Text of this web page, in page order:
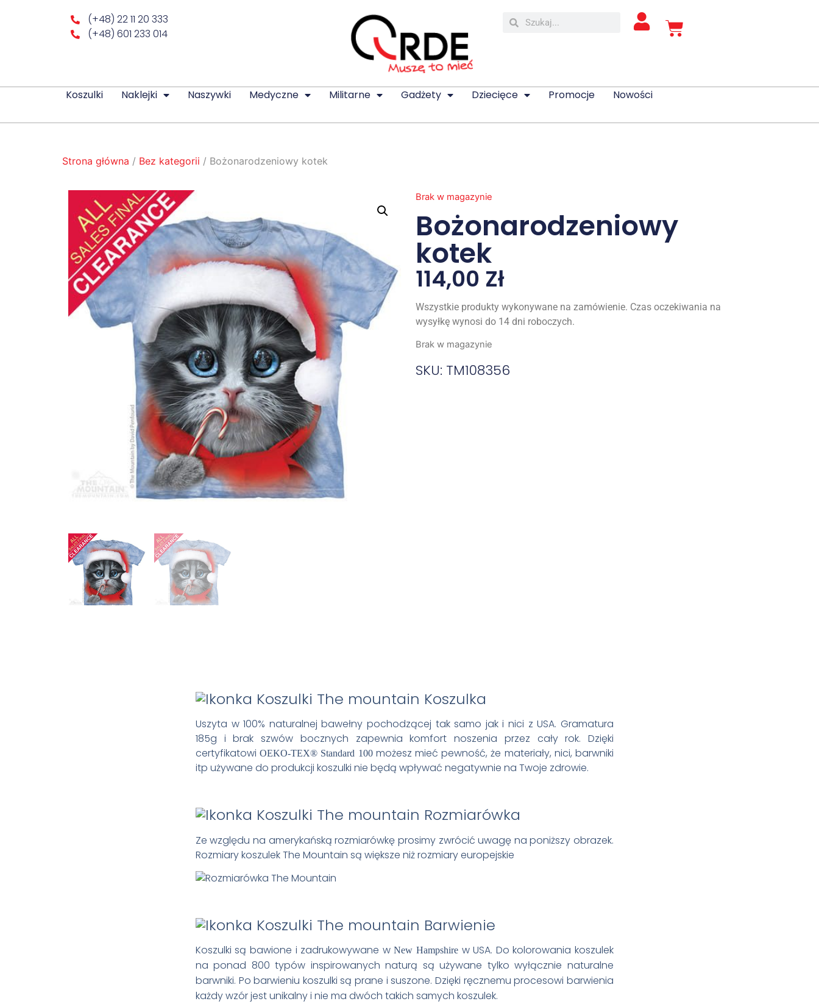
(+48) 22 11 20 333
(+48) 601 233 014
Koszulki Naklejki Naszywki Medyczne Militarne Gadżety Dziecięce Promocje Nowości
Strona główna / Bez kategorii / Bożonarodzeniowy kotek
Brak w magazynie
Bożonarodzeniowy
kotek
114,00 Zł
Wszystkie produkty wykonywane na zamówienie. Czas oczekiwania na
wysyłkę wynosi do 14 dni roboczych.
Brak w magazynie
SKU: TM108356
Koszulka
Uszyta w 100% naturalnej bawełny pochodzącej tak samo jak i nici z USA. Gramatura
185g i brak szwów bocznych zapewnia komfort noszenia przez cały rok. Dzięki
certyfikatowiOEKO-TEX® Standard 100 możesz mieć pewność, że materiały, nici, barwniki
itp używane do produkcji koszulki nie będą wpływać negatywnie na Twoje zdrowie.
Rozmiarówka
Ze względu na amerykańską rozmiarówkę prosimy zwrócić uwagę na poniższy obrazek.
Rozmiary koszulek The Mountain są większe niż rozmiary europejskie
Barwienie
Koszulki są bawione i zadrukowywane wNew Hampshire w USA. Do kolorowania koszulek
na ponad 800 typów inspirowanych naturą są używane tylko wyłącznie naturalne
barwniki. Po barwieniu koszulki są prane i suszone. Dzięki ręcznemu procesowi barwienia
każdy wzór jest unikalny i nie ma dwóch takich samych koszulek.